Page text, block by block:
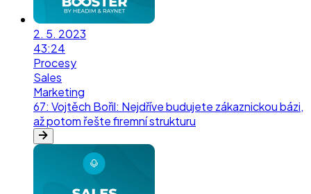
2. 5. 2023
43:24
Procesy
Sales
Marketing
67: Vojtěch Bořil: Nejdříve budujete zákaznickou bázi,
až potom řešte firemní strukturu